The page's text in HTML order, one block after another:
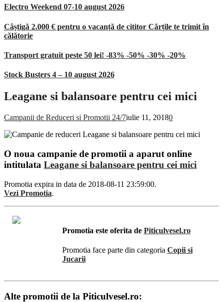
Electro Weekend 07-10 august 2026
Câștigă 2.000 € pentru o vacanță de cititor Cărțile te trimit în
călătorie
Transport gratuit peste 50 lei! -83% -50% -30% -20%
Stock Busters 4 – 10 august 2026
Leagane si balansoare pentru cei mici
Campanii de Reduceri si Promotii 24/7iulie 11, 20180
O noua campanie de promotii a aparut online
intitulata Leagane si balansoare pentru cei mici
Promotia expira in data de 2018-08-11 23:59:00.
Vezi Promotia.
Promotia este oferita de Piticulvesel.ro
Promotia face parte din categoria Copii si
Jucarii
Alte promotii de la Piticulvesel.ro: